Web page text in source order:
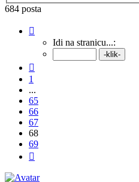
684 posta
68/ 69.
Idi na stranicu...:
1
...
65
66
67
68
69